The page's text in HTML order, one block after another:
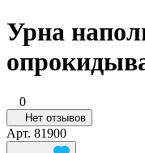
Урна
0
Нет отзывов
Арт. 81900